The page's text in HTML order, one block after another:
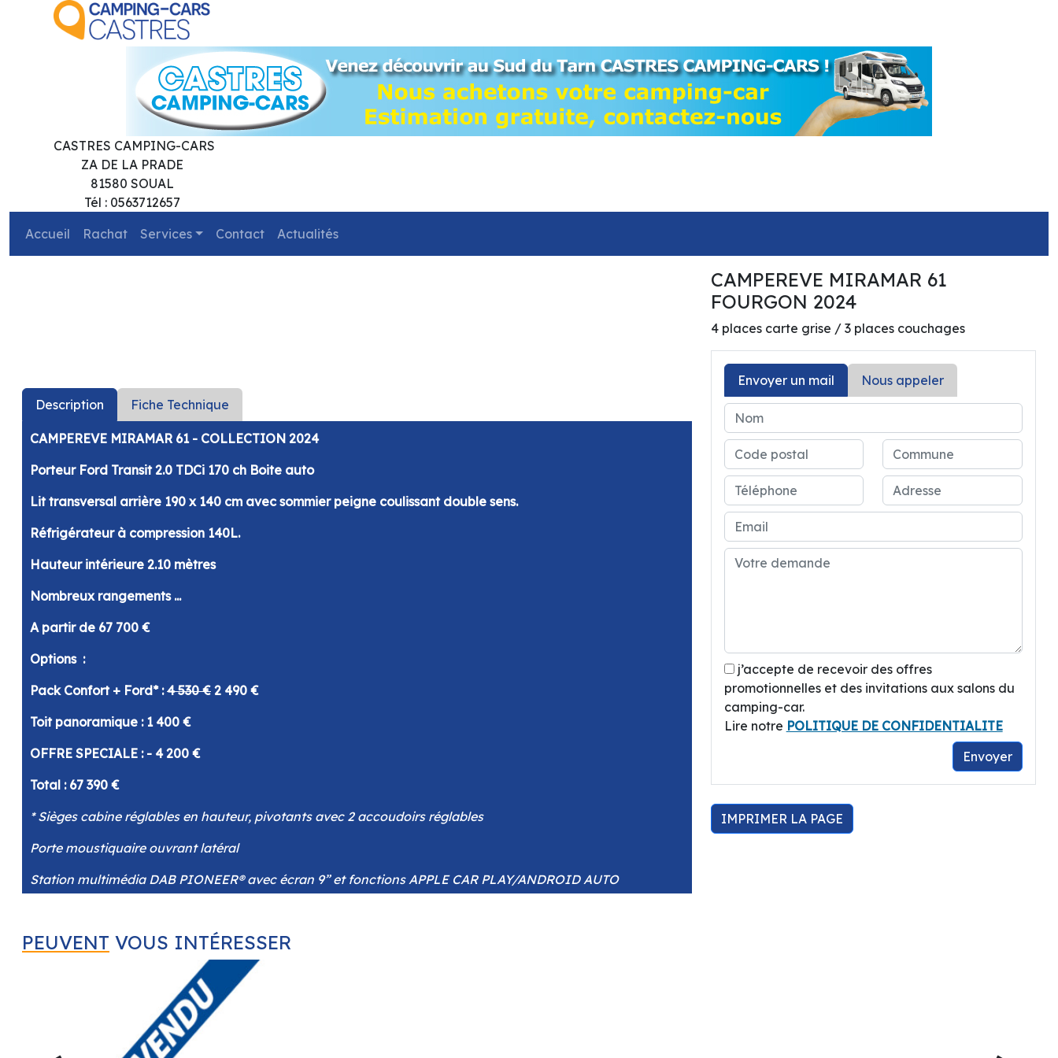
CASTRES CAMPING-CARS
ZA DE LA PRADE
81580 SOUAL
Tél : 0563712657
Accueil
Rachat Services Contact Actualités
CAMPEREVE MIRAMAR 61
FOURGON 2024
4 places carte grise / 3 places couchages
Description Fiche Technique
CAMPEREVE MIRAMAR 61 - COLLECTION 2024
Porteur Ford Transit 2.0 TDCi 170 ch Boite auto
Lit transversal arrière 190 x 140 cm avec sommier peigne coulissant double sens.
Réfrigérateur à compression 140L.
Hauteur intérieure 2.10 mètres
Nombreux rangements ...
A partir de 67 700 €
Options :
Pack Confort + Ford* :4 530 € 2 490 €
Toit panoramique : 1 400 €
OFFRE SPECIALE : - 4 200 €
Total : 67 390 €
* Sièges cabine réglables en hauteur, pivotants avec 2 accoudoirs réglables
Porte moustiquaire ouvrant latéral
Station multimédia DAB PIONEER® avec écran 9” et fonctions APPLE CAR PLAY/ANDROID AUTO
Porte latérale coulissante avec fermeture à assistance électrique
Commandes radio (ON/OFF, volume et stations) déportées dans la cellule
- Tableau de bord + combiné aluminium
Envoyer un mail Nous appeler
j’accepte de recevoir des offres
promotionnelles et des invitations aux salons du
camping-car.
Lire notre POLITIQUE DE CONFIDENTIALITE
Envoyer
IMPRIMER LA PAGE
PEUVENT VOUS INTÉRESSER